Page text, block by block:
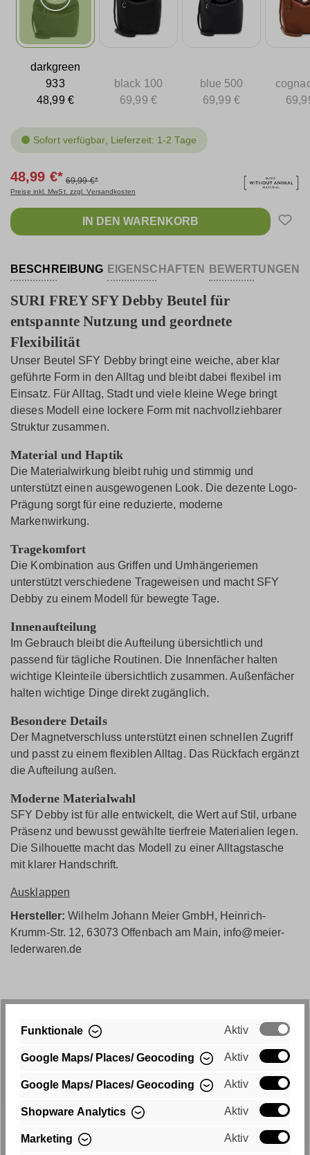
BESCHREIBUNG EIGENSCHAFTEN BEWERTUNGEN
SURI FREY SFY Debby Beutel für
entspannte Nutzung und geordnete
Flexibilität
Unser Beutel SFY Debby bringt eine weiche, aber klar
geführte Form in den Alltag und bleibt dabei flexibel im
Einsatz. Für Alltag, Stadt und viele kleine Wege bringt
dieses Modell eine lockere Form mit nachvollziehbarer
Struktur zusammen.
Material und Haptik
Die Materialwirkung bleibt ruhig und stimmig und
unterstützt einen ausgewogenen Look. Die dezente Logo-
Prägung sorgt für eine reduzierte, moderne
Markenwirkung.
Tragekomfort
Die Kombination aus Griffen und Umhängeriemen
unterstützt verschiedene Trageweisen und macht SFY
Debby zu einem Modell für bewegte Tage.
Innenaufteilung
Im Gebrauch bleibt die Aufteilung übersichtlich und
passend für tägliche Routinen. Die Innenfächer halten
wichtige Kleinteile übersichtlich zusammen. Außenfächer
halten wichtige Dinge direkt zugänglich.
Besondere Details
Der Magnetverschluss unterstützt einen schnellen Zugriff
und passt zu einem flexiblen Alltag. Das Rückfach ergänzt
die Aufteilung außen.
Moderne Materialwahl
SFY Debby ist für alle entwickelt, die Wert auf Stil, urbane
Präsenz und bewusst gewählte tierfreie Materialien legen.
Die Silhouette macht das Modell zu einer Alltagstasche
mit klarer Handschrift.
Ausklappen
Hersteller:Wilhelm Johann Meier GmbH, Heinrich-
Krumm-Str. 12, 63073 Offenbach am Main, info@meier-
lederwaren.de
darkgreen
933
48,99 €
black 100
69,99 €
blue 500
69,99 €
Sofort verfügbar, Lieferzeit: 1-2 Tage
48,99 €* 69,99 €*
Preise inkl. MwSt. zzgl. Versandkosten
IN DEN WARENKORB
Funktionale Aktiv
Google Maps/ Places/ Geocoding Aktiv
Google Maps/ Places/ Geocoding Aktiv
Shopware Analytics Aktiv
Marketing Aktiv